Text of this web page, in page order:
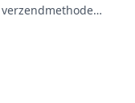
zetten tegen de
ongeveer 2000
twee